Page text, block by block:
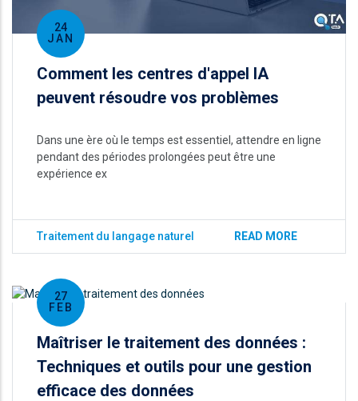
24
JAN
Comment les centres d'appel IA
peuvent résoudre vos problèmes
Dans une ère où le temps est essentiel, attendre en ligne
pendant des périodes prolongées peut être une
expérience ex
Traitement du langage naturel READ MORE
27
FEB
Maîtriser le traitement des données :
Techniques et outils pour une gestion
efficace des données